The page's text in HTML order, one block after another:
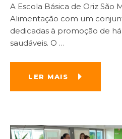
A Escola Básica de Oriz São
Alimentação com um
dedicadas à promoção de
saudáveis. O …
LER MAIS